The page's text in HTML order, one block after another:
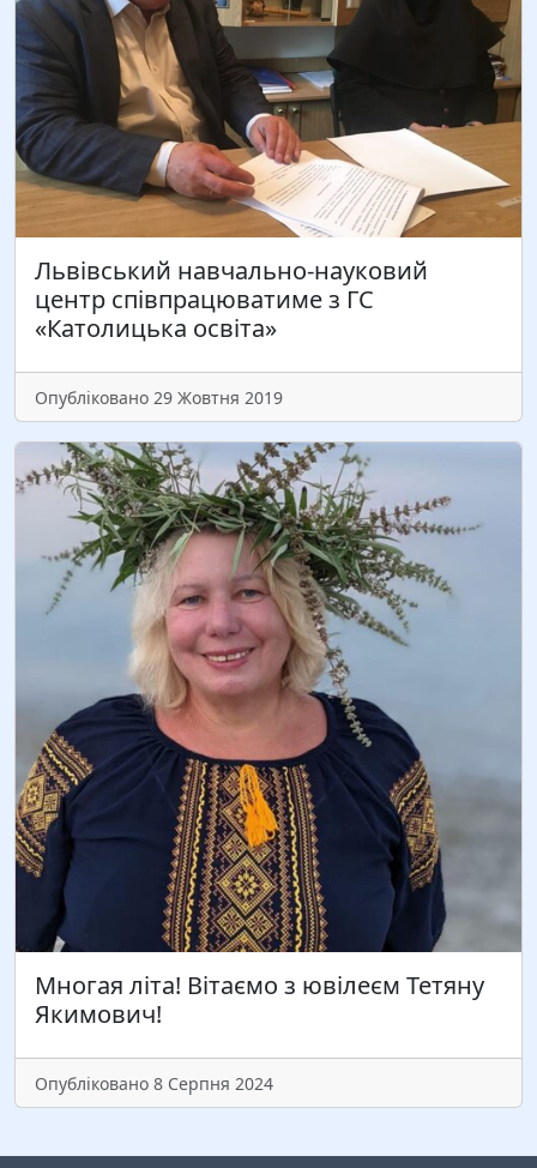
Львівський навчально-науковий
центр співпрацюватиме з ГС
«Католицька освіта»
Опубліковано 29 Жовтня 2019
Колектив Львівського навчально-наукового
центру професійної освіти НПУ ім. М.П.
Драгоманова щиро вітає з ювілеєм кандидата
педагогічних наук, старшого дослідника кафедри
технологічної освіти Тетяну Дмитрівну Якимович!
Шановна Тетяно Дмитрівно! Бажаємо Вам…
Читати більше
Многая літа! Вітаємо з ювілеєм Тетяну
Якимович!
Опубліковано 8 Серпня 2024